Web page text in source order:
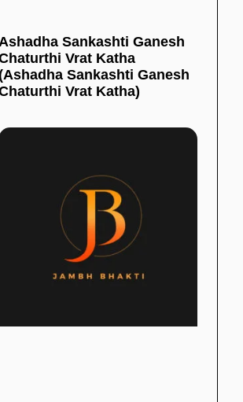
Ashadha Sankashti Ganesh
Vrat Katha
Sankashti Ganesh
Vrat Katha)